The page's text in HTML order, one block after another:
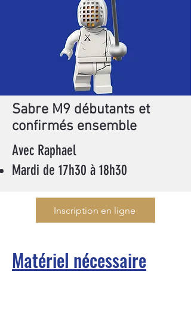
Sabre M9 débutants et
confirmés ensemble
Avec Raphael
Mardi de 17h30 à 18h30
Inscription en ligne
Matériel nécessaire